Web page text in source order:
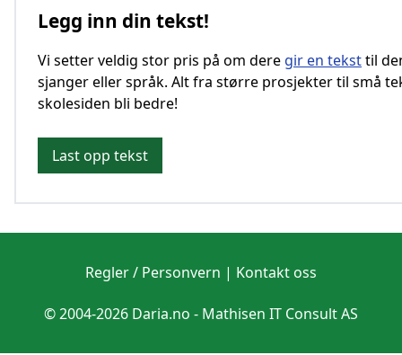
Legg inn din tekst!
Vi setter veldig stor pris på om dere gir en teksttil
sjanger eller språk. Alt fra større prosjekter til små
skolesiden bli bedre!
Last opp tekst
Regler / Personvern | Kontakt oss
© 2004-2026 Daria.no - Mathisen IT Consult AS